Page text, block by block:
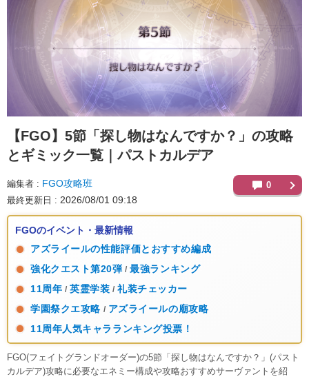
【FGO】 5節「探し物はなんですか？」の攻略
とギミック一覧｜パストカルデア
編集者 FGO攻略班
最終更新日 2026/08/01 09:18
0
FGOのイベント・最新情報
アズライールの性能評価とおすすめ編成
強化クエスト第20弾 / 最強ランキング
11周年 / 英霊学装 / 礼装チェッカー
学園祭クエ攻略 / アズライールの廟攻略
11周年人気キャラランキング投票！
FGO(フェイトグランドオーダー)の5節「探し物はなんですか？」(パスト
カルデア)攻略に必要なエネミー構成や攻略おすすめサーヴァントを紹